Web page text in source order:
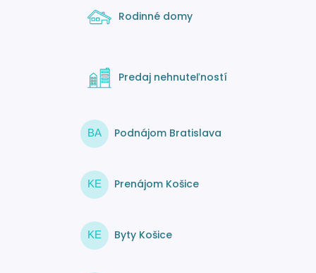
Rodinné domy
Predaj nehnuteľností
BA Podnájom Bratislava
KE Prenájom Košice
KE Byty Košice